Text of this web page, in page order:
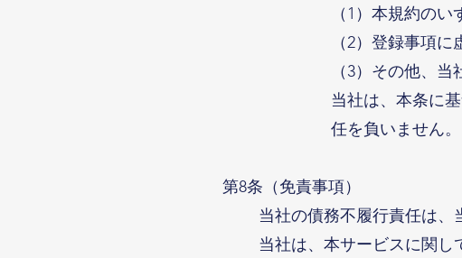
（1）本規約の
（2）登録事項
（3）その他、
当社は、本条に
任を負いません。
第8条（免責事項）
当社の債務不履行責任は、
当社は、本サービスに関